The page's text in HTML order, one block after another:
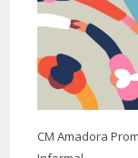
CM Amadora